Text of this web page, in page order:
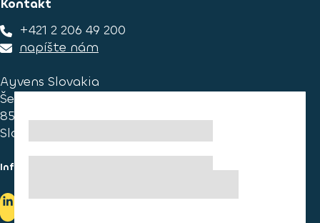
Kontakt
+421 2 206 49 200
napíšte nám
Ayvens Slovakia
Ševčenkova 34
851 01 Bratislava
Slovakia
Informace pro spotřebitele